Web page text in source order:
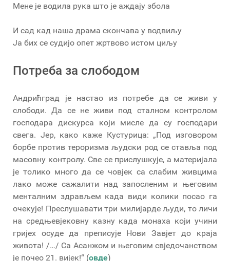
Мене је водила рука што је аждају збола
И сад кад наша драма скончава у водвиљу
Ја бих се судијо опет жртвово истом циљу
Потреба за слободом
Андрићград је настао из потребе да се живи у
слободи. Да се не живи под сталном контролом
господара дискурса који мисле да су господари
свега. Јер, како каже Кустурица: „Под изговором
борбе против тероризма људски род се ставља под
масовну контролу. Све се прислушкује, а материјала
је толико много да се човјек са слабим живцима
лако може сажалити над запосленим и његовим
менталним здрављем када види колики посао га
очекује! Преслушавати три милијарде људи, то личи
на средњевјековну казну када монаха који учини
гријех осуде да преписује Нови Завјет до краја
живота! /…/ Са Асанжом и његовим свједочанством
је почео 21. вијек!“ (овде)